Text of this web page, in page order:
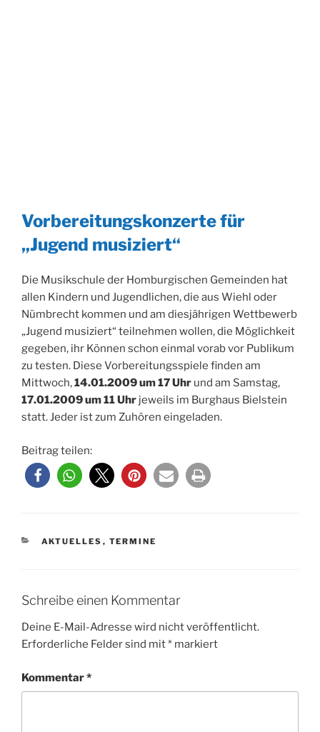
Vorbereitungskonzerte für
„Jugend musiziert“
Die Musikschule der Homburgischen Gemeinden hat
allen Kindern und Jugendlichen, die aus Wiehl oder
Nümbrecht kommen und am diesjährigen Wettbewerb
„Jugend musiziert“ teilnehmen wollen, die Möglichkeit
gegeben, ihr Können schon einmal vorab vor Publikum
zu testen. Diese Vorbereitungsspiele finden am
Mittwoch,14.01.2009 um 17 Uhr und am Samstag,
17.01.2009 um 11 Uhr jeweils im Burghaus Bielstein
statt. Jeder ist zum Zuhören eingeladen.
Beitrag teilen:
KATEGORIEN
AKTUELLES , TERMINE
Schreibe einen Kommentar
Deine E-Mail-Adresse wird nicht veröffentlicht.
Erforderliche Felder sind mit* markiert
Kommentar*